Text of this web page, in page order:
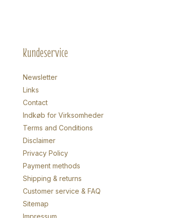
Kundeservice
Newsletter
Links
Contact
Indkøb for Virksomheder
Terms and Conditions
Disclaimer
Privacy Policy
Payment methods
Shipping & returns
Customer service & FAQ
Sitemap
Impressum